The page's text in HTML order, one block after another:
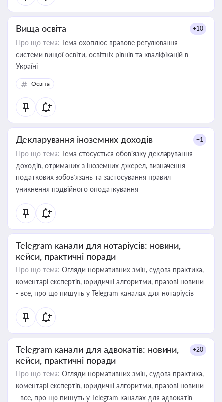
Вища освіта +10
Про що тема: Тема охоплює правове регулювання
системи вищої освіти, освітніх рівнів та кваліфікацій в
Україні
Освіта
Декларування іноземних доходів +1
Про що тема: Тема стосується обов’язку декларування
доходів, отриманих з іноземних джерел, визначення
податкових зобов’язань та застосування правил
уникнення подвійного оподаткування
Telegram канали для нотаріусів: новини,
кейси, практичні поради
Про що тема: Огляди нормативних змін, судова практика,
коментарі експертів, юридичні алгоритми, правові новини
- все, про що пишуть у Telegram каналах для нотаріусів
Telegram канали для адвокатів: новини,
кейси, практичні поради
+20
Про що тема: Огляди нормативних змін, судова практика,
коментарі експертів, юридичні алгоритми, правові новини
- все, про що пишуть у Telegram каналах для адвокатів